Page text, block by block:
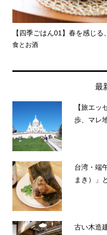
【旅エッセイ】台中美術館と
旅とエッセイ
最
【旅エッ
歩、マレ
台湾・端
まき）」
古い木造